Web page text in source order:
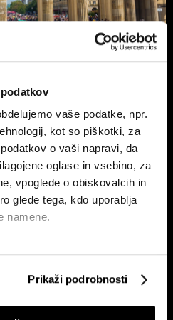
vaše podatke, npr.
kot so piškotki, za
o vaši napravi, da
oglase in vsebino, za
vpoglede o obiskovalcih in
glede tega, kdo uporablja
namene.
z aktivnim preverjanjem
Prikaži podrobnosti
zmago
lahko prepreči le
in Mecklenburg-
ki bodo podale oceno
Pred vmesnimi volitvami v ZDA: